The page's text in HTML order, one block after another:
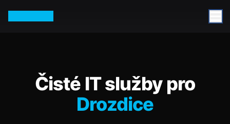
Čisté IT služby pro
Drozdice